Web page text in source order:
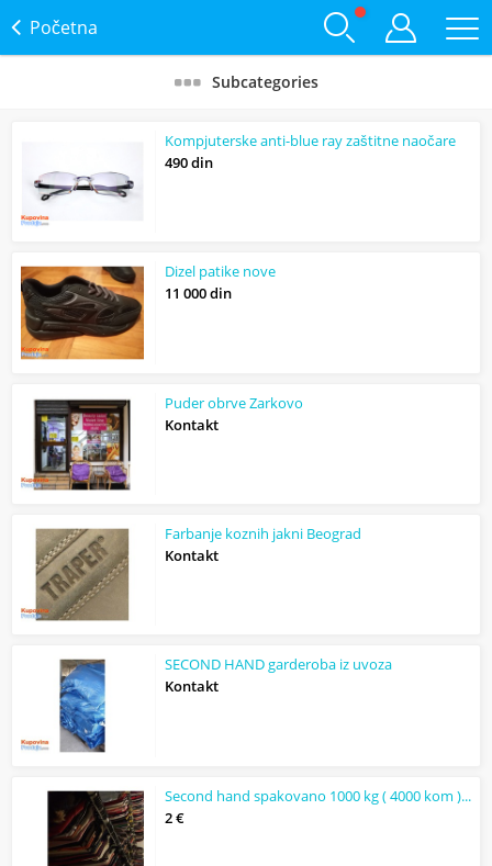
Početna
Subcategories
Kompjuterske anti-blue ray zaštitne naočare
490 din
Dizel patike nove
11 000 din
Puder obrve Zarkovo
Kontakt
Farbanje koznih jakni Beograd
Kontakt
SECOND HAND garderoba iz uvoza
Kontakt
Second hand spakovano 1000 kg ( 4000 kom ) ekstra klasa jesen/ prolece mix. AKCI...
2 €